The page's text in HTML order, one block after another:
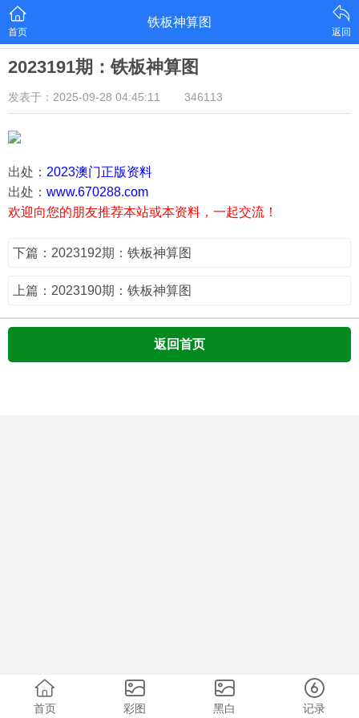
首页
铁板神算图
返回
2023191期：铁板神算图
发表于：2025-09-28 04:45:11 346113
出处： 2023澳门正版资料
出处： www.670288.com
欢迎向您的朋友推荐本站或本资料，一起交流！
下篇：2023192期：铁板神算图
上篇：2023190期：铁板神算图
返回首页
首页 彩图 黑白 记录